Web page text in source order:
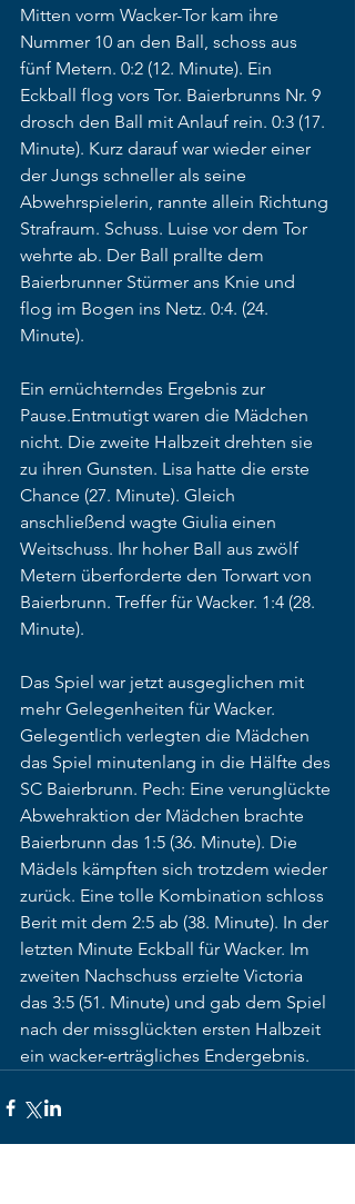
Mitten vorm Wacker-Tor kam ihre
Nummer 10 an den Ball, schoss aus
fünf Metern. 0:2 (12. Minute). Ein
Eckball flog vors Tor. Baierbrunns Nr. 9
drosch den Ball mit Anlauf rein. 0:3 (17.
Minute). Kurz darauf war wieder einer
der Jungs schneller als seine
Abwehrspielerin, rannte allein Richtung
Strafraum. Schuss. Luise vor dem Tor
wehrte ab. Der Ball prallte dem
Baierbrunner Stürmer ans Knie und
flog im Bogen ins Netz. 0:4. (24.
Minute).
Ein ernüchterndes Ergebnis zur
Pause.Entmutigt waren die Mädchen
nicht. Die zweite Halbzeit drehten sie
zu ihren Gunsten. Lisa hatte die erste
Chance (27. Minute). Gleich
anschließend wagte Giulia einen
Weitschuss. Ihr hoher Ball aus zwölf
Metern überforderte den Torwart von
Baierbrunn. Treffer für Wacker. 1:4 (28.
Minute).
Das Spiel war jetzt ausgeglichen mit
mehr Gelegenheiten für Wacker.
Gelegentlich verlegten die Mädchen
das Spiel minutenlang in die Hälfte des
SC Baierbrunn. Pech: Eine verunglückte
Abwehraktion der Mädchen brachte
Baierbrunn das 1:5 (36. Minute). Die
Mädels kämpften sich trotzdem wieder
zurück. Eine tolle Kombination schloss
Berit mit dem 2:5 ab (38. Minute). In der
letzten Minute Eckball für Wacker. Im
zweiten Nachschuss erzielte Victoria
das 3:5 (51. Minute) und gab dem Spiel
nach der missglückten ersten Halbzeit
ein wacker-erträgliches Endergebnis.